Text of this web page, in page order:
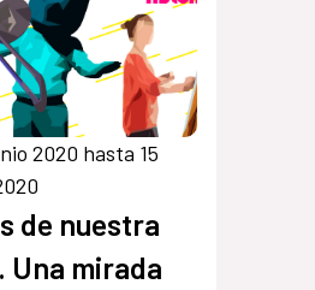
2020 hasta 15
de nuestra
Una mirada